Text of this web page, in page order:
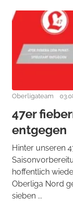
Oberligateam
47er
entgegen
Hinter unseren
hoffentlich
Oberliga Nord
sieben ...